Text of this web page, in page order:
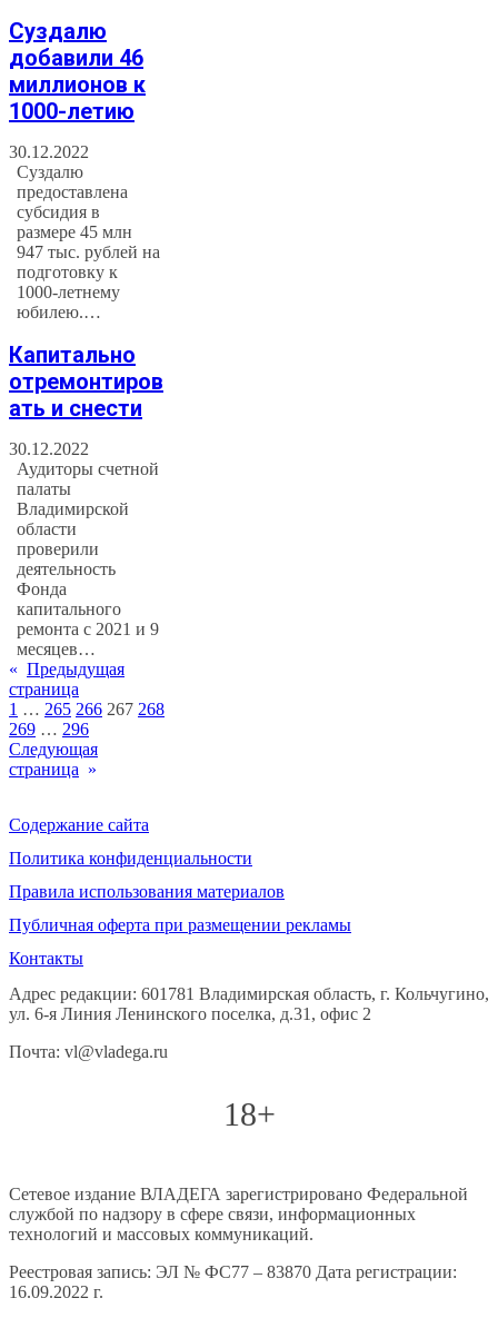
Суздалю
добавили 46
миллионов к
1000-летию
30.12.2022
Суздалю
предоставлена
субсидия в
размере 45 млн
947 тыс. рублей на
подготовку к
1000-летнему
юбилею.…
Капитально
отремонтиров
ать и снести
30.12.2022
Аудиторы счетной
палаты
Владимирской
области
проверили
деятельность
Фонда
капитального
ремонта с 2021 и 9
месяцев…
« Предыдущая
страница
1 … 265 266 267 268
269 … 296
Следующая
страница »
Содержание сайта
Политика конфиденциальности
Правила использования материалов
Публичная оферта при размещении рекламы
Контакты
Адрес редакции: 601781 Владимирская область, г. Кольчугино,
ул. 6-я Линия Ленинского поселка, д.31, офис 2
Почта: vl@vladega.ru
18+
Сетевое издание ВЛАДЕГА зарегистрировано Федеральной
службой по надзору в сфере связи, информационных
технологий и массовых коммуникаций.
Реестровая запись: ЭЛ № ФС77 – 83870 Дата регистрации:
16.09.2022 г.